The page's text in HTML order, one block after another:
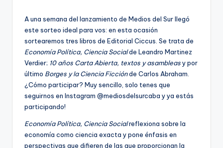
A una semana del lanzamiento de Medios del Sur llegó
este sorteo ideal para vos: en esta ocasión
sortearemos tres libros de Editorial Ciccus. Se trata de
Economía Política, Ciencia Socialde Leandro Martinez
Verdier; 10 años Carta Abierta, textos y asambleasy por
último Borges y la Ciencia Ficciónde Carlos Abraham.
¿Cómo participar? Muy sencillo, solo tenes que
seguirnos en Instagram @mediosdelsurcaba y ya estás
participando!
Economía Política, Ciencia Socialreflexiona sobre la
economía como ciencia exacta y pone énfasis en
perspectivas que difieren de las que proporcionan la